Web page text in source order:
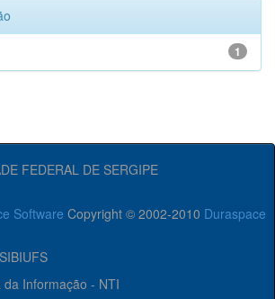
1
FEDERAL DE SERGIPE
Software Copyright © 2002-2010 Duraspace
Informação - NTI